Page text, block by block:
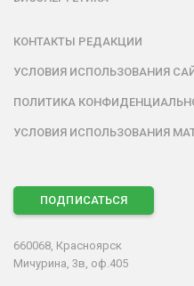
КОНТАКТЫ РЕДАКЦИИ
УСЛОВИЯ ИСПОЛЬЗОВАНИЯ
ПОЛИТИКА
УСЛОВИЯ ИСПОЛЬЗОВАНИЯ
ПОДПИСАТЬСЯ
660068, Красноярск
Мичурина, 3в, оф.405